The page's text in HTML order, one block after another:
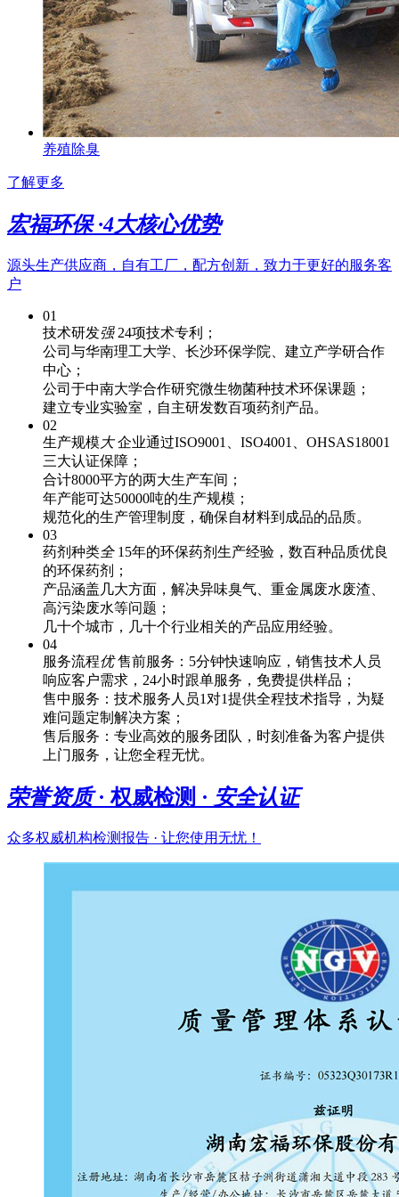
养殖除臭
了解更多
宏福环保 ·4大核心优势
源头生产供应商，自有工厂，配方创新，致力于更好的服务客
户
01
技术研发强 24项技术专利；
公司与华南理工大学、长沙环保学院、建立产学研合作
中心；
公司于中南大学合作研究微生物菌种技术环保课题；
建立专业实验室，自主研发数百项药剂产品。
02
生产规模 大 企业通过ISO9001、ISO4001、OHSAS18001
三大认证保障；
合计8000平方的两大生产车间；
年产能可达50000吨的生产规模；
规范化的生产管理制度，确保自材料到成品的品质。
03
药剂种类全 15年的环保药剂生产经验，数百种品质优良
的环保药剂；
产品涵盖几大方面，解决异味臭气、重金属废水废渣、
高污染废水等问题；
几十个城市，几十个行业相关的产品应用经验。
04
服务流程优 售前服务：5分钟快速响应，销售技术人员
响应客户需求，24小时跟单服务，免费提供样品；
售中服务：技术服务人员1对1提供全程技术指导，为疑
难问题定制解决方案；
售后服务：专业高效的服务团队，时刻准备为客户提供
上门服务，让您全程无忧。
荣誉资质· 权威检测 · 安全认证
众多权威机构检测报告 · 让您使用无忧！